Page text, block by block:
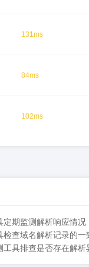
131ms
84ms
102ms
定期监测解析响应情
检查域名解析记录的
具排查是否存在解